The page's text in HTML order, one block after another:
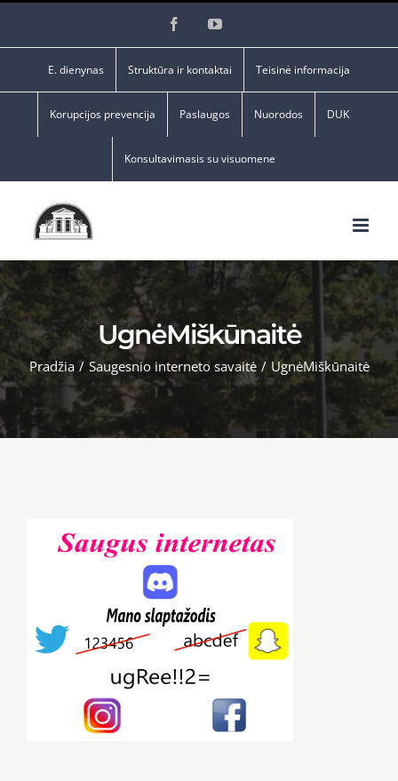
FacebookYouTube
E. dienynas Struktūra ir kontaktai Teisinė informacija
Korupcijos prevencija Paslaugos Nuorodos DUK
Konsultavimasis su visuomene
UgnėMiškūnaitė
Pradžia / Saugesnio interneto savaitė / UgnėMiškūnaitė